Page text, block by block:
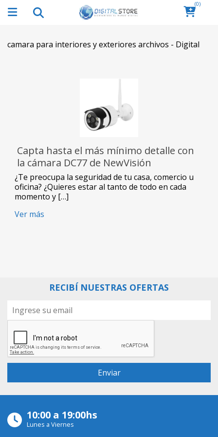
(0)
camara para interiores y exteriores archivos - Digital
Capta hasta el más mínimo detalle con
la cámara DC77 de NewVisión
¿Te preocupa la seguridad de tu casa, comercio u
oficina? ¿Quieres estar al tanto de todo en cada
momento y […]
Ver más
RECIBÍ NUESTRAS OFERTAS
10:00 a 19:00hs
Lunes a Viernes